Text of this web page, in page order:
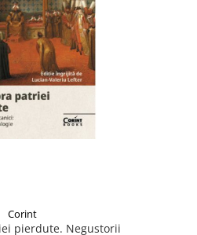
Corint
pierdute. Negustorii